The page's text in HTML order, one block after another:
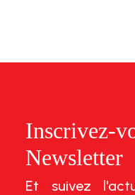
Newsletter
Et suivez